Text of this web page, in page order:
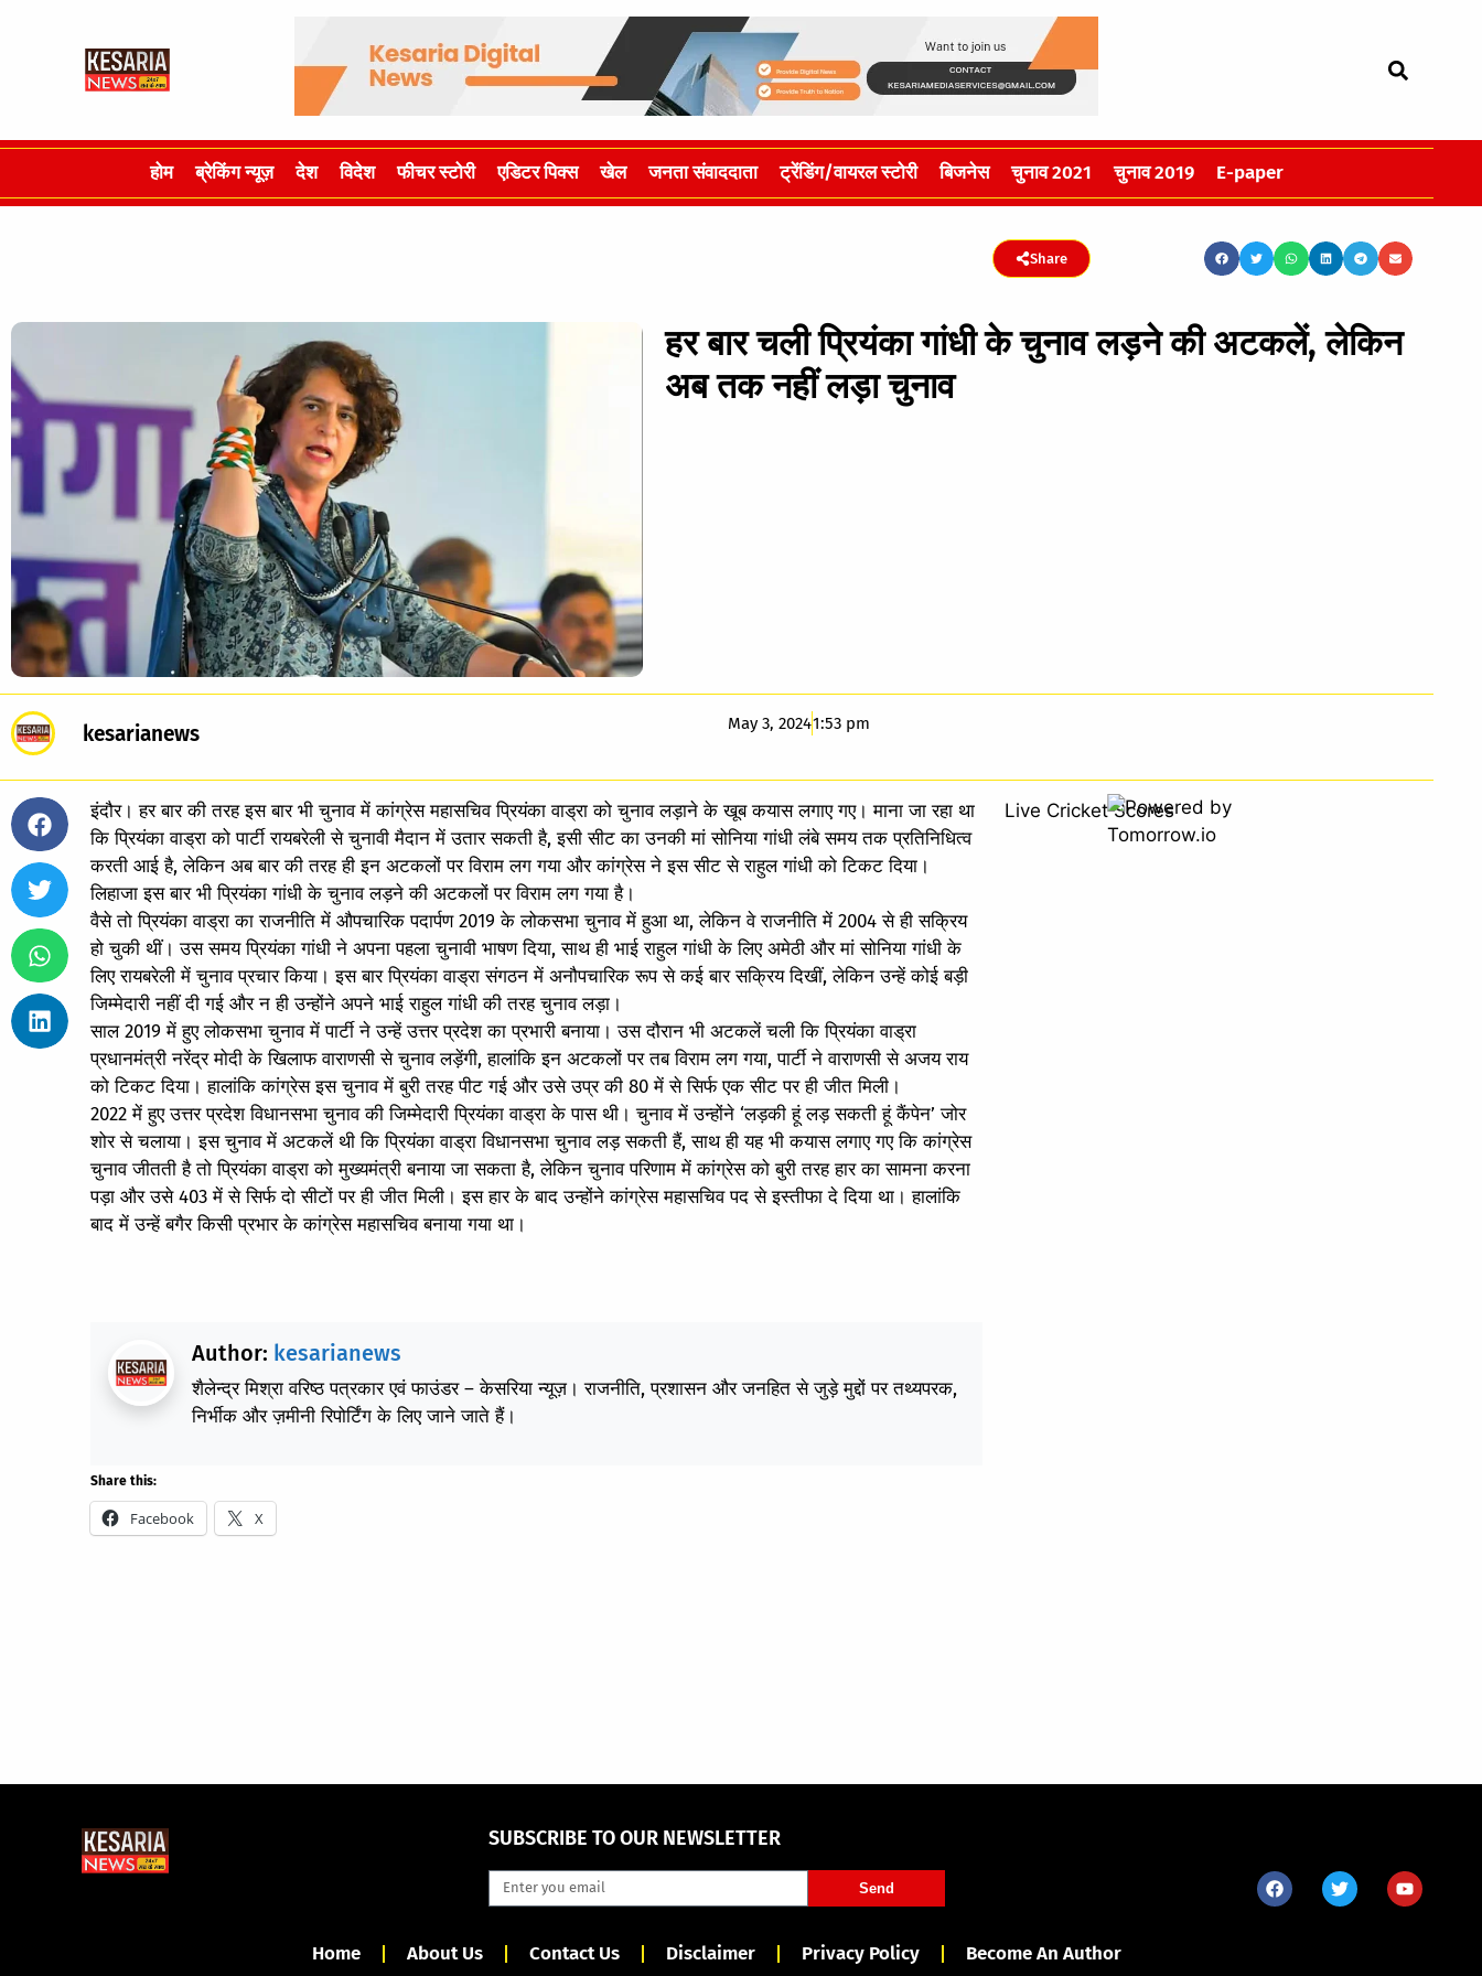
होम ब्रेकिंग न्यूज़ देश विदेश फीचर स्टोरी एडिटर पिक्स खेल जनता संवाददाता ट्रेंडिंग/वायरल स्टोरी बिजनेस चुनाव 2021 चुनाव 2019 E-paper
Share
हर बार चली प्रियंका गांधी के चुनाव लड़ने की अटकलें, लेकिन
अब तक नहीं लड़ा चुनाव
kesarianews May 3, 20241:53 pm
इंदौर। हर बार की तरह इस बार भी चुनाव में कांग्रेस महासचिव प्रियंका वाड्रा को चुनाव लड़ाने के खूब कयास लगाए गए। माना जा रहा था
कि प्रियंका वाड्रा को पार्टी रायबरेली से चुनावी मैदान में उतार सकती है, इसी सीट का उनकी मां सोनिया गांधी लंबे समय तक प्रतिनिधित्व
करती आई है, लेकिन अब बार की तरह ही इन अटकलों पर विराम लग गया और कांग्रेस ने इस सीट से राहुल गांधी को टिकट दिया।
लिहाजा इस बार भी प्रियंका गांधी के चुनाव लड़ने की अटकलों पर विराम लग गया है।
वैसे तो प्रियंका वाड्रा का राजनीति में औपचारिक पदार्पण 2019 के लोकसभा चुनाव में हुआ था, लेकिन वे राजनीति में 2004 से ही सक्रिय
हो चुकी थीं। उस समय प्रियंका गांधी ने अपना पहला चुनावी भाषण दिया, साथ ही भाई राहुल गांधी के लिए अमेठी और मां सोनिया गांधी के
लिए रायबरेली में चुनाव प्रचार किया। इस बार प्रियंका वाड्रा संगठन में अनौपचारिक रूप से कई बार सक्रिय दिखीं, लेकिन उन्हें कोई बड़ी
जिम्मेदारी नहीं दी गई और न ही उन्होंने अपने भाई राहुल गांधी की तरह चुनाव लड़ा।
साल 2019 में हुए लोकसभा चुनाव में पार्टी ने उन्हें उत्तर प्रदेश का प्रभारी बनाया। उस दौरान भी अटकलें चली कि प्रियंका वाड्रा
प्रधानमंत्री नरेंद्र मोदी के खिलाफ वाराणसी से चुनाव लड़ेंगी, हालांकि इन अटकलों पर तब विराम लग गया, पार्टी ने वाराणसी से अजय राय
को टिकट दिया। हालांकि कांग्रेस इस चुनाव में बुरी तरह पीट गई और उसे उप्र की 80 में से सिर्फ एक सीट पर ही जीत मिली।
2022 में हुए उत्तर प्रदेश विधानसभा चुनाव की जिम्मेदारी प्रियंका वाड्रा के पास थी। चुनाव में उन्होंने ‘लड़की हूं लड़ सकती हूं कैंपेन’ जोर
शोर से चलाया। इस चुनाव में अटकलें थी कि प्रियंका वाड्रा विधानसभा चुनाव लड़ सकती हैं, साथ ही यह भी कयास लगाए गए कि कांग्रेस
चुनाव जीतती है तो प्रियंका वाड्रा को मुख्यमंत्री बनाया जा सकता है, लेकिन चुनाव परिणाम में कांग्रेस को बुरी तरह हार का सामना करना
पड़ा और उसे 403 में से सिर्फ दो सीटों पर ही जीत मिली। इस हार के बाद उन्‍होंने कांग्रेस महासचिव पद से इस्तीफा दे दिया था। हालांकि
बाद में उन्‍हें बगैर किसी प्रभार के कांग्रेस महासचिव बनाया गया था।
Author: kesarianews
शैलेन्द्र मिश्रा वरिष्ठ पत्रकार एवं फाउंडर – केसरिया न्यूज़। राजनीति, प्रशासन और जनहित से जुड़े मुद्दों पर तथ्यपरक,
निर्भीक और ज़मीनी रिपोर्टिंग के लिए जाने जाते हैं।
Share this:
Facebook X
Live Cricket Scores
SUBSCRIBE TO OUR NEWSLETTER
Send
Home About Us Contact Us Disclaimer Privacy Policy Become An Author